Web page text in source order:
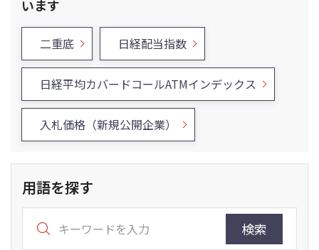
います
二重底 日経配当指数
日経平均カバードコールATMインデックス
入札価格（新規公開企業）
用語を探す
検索